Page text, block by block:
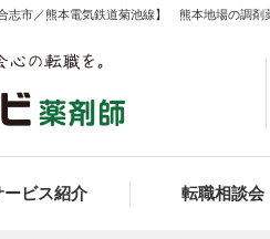
志市／熊本電気鉄道菊池線】 熊本地場の調剤
ービス紹介 転職相談会